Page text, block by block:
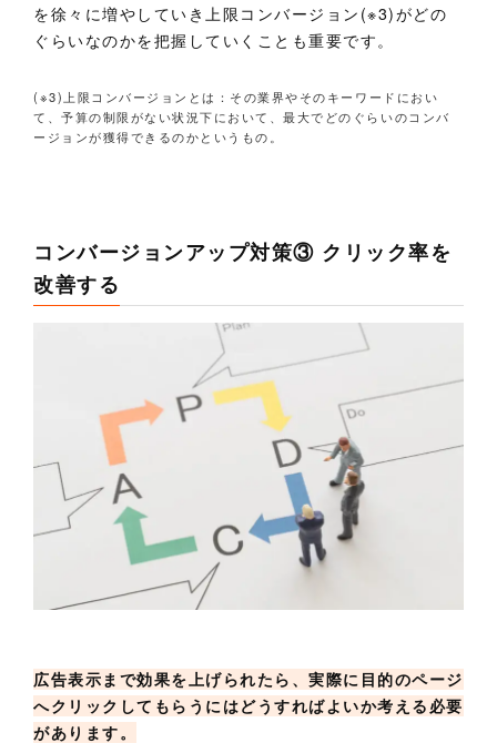
を徐々に増やしていき上限コンバージョン(※3)がどの
ぐらいなのかを把握していくことも重要です。
(※3)上限コンバージョンとは：その業界やそのキーワードにおい
て、予算の制限がない状況下において、最大でどのぐらいのコンバ
ージョンが獲得できるのかというもの。
コンバージョンアップ対策③ クリック率を
改善する
広告表示まで効果を上げられたら、実際に目的のページ
へクリックしてもらうにはどうすればよいか考える必要
があります。